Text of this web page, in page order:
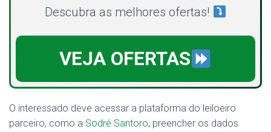
Descubra as melhores ofertas!
VEJA OFERTAS
O interessado deve acessar a plataforma do leiloeiro
parceiro, como a Sodré Santoro, preencher os dados